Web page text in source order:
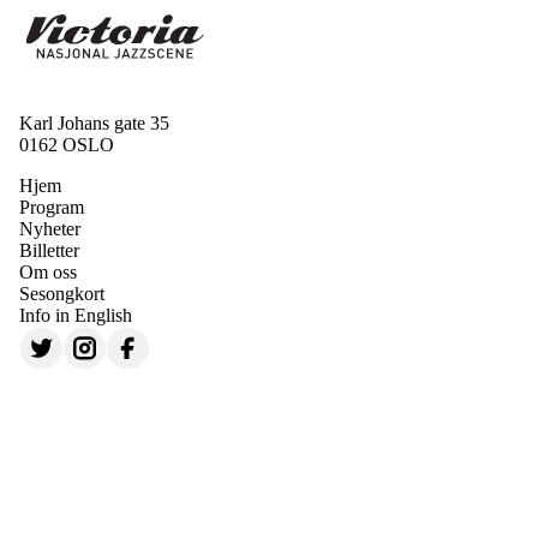
Karl Johans gate 35
0162 OSLO
Hjem
Program
Nyheter
Billetter
Om oss
Sesongkort
Info in English